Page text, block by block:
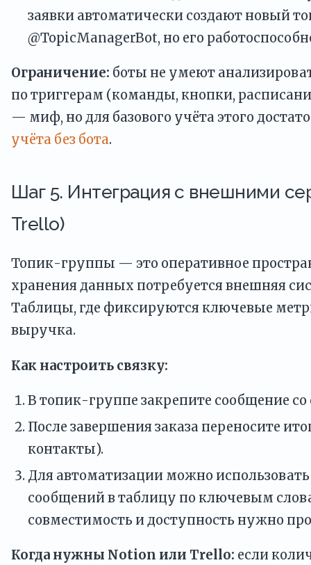
заявки автоматически создают новый
@TopicManagerBot, но его
Ограничение: боты не умеют
по триггерам (команды, кнопки,
— миф, но для базового учёта этого
учёта без бота.
Шаг 5. Интеграция с внешними
Trello)
Топик-группы — это оперативное
хранения данных потребуется внешняя
Таблицы, где фиксируются ключевые
выручка.
Как настроить связку:
В топик-группе закрепите сообщение
После завершения заказа переносите
контакты).
Для автоматизации можно
сообщений в таблицу по ключевым
совместимость и доступность нужно
Когда нужны Notion или Trello: если